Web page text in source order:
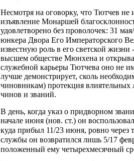
Несмотря на оговорку, что Тютчев не
изъявление Монаршей
удовлетворено без проволочек: 31
юнкера Двора Его Императорского
известную роль в его светской
высшем обществе Мюнхена и
служебной карьеры Тютчева оно не
лучше демонстрирует, сколь
чиновникам) протекция
чинов и званий.
В день, когда указ о придворном
начале июня (нов. ст.) он
куда прибыл 11/23 июня, ровно через
службы он возвратился лишь 5/17
положенный ему четырехмесячный